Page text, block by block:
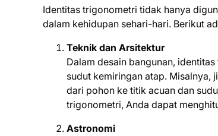
Identitas trigonometri tidak hanya
dalam kehidupan sehari-hari. Berikut
Teknik dan Arsitektur
Dalam desain bangunan,
sudut kemiringan atap. Misalnya,
dari pohon ke titik acuan dan
trigonometri, Anda dapat
Astronomi